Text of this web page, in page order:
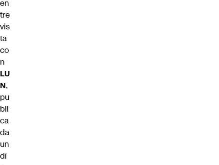
en
tre
vis
ta
co
n
LU
N,
pu
bli
ca
da
un
dí